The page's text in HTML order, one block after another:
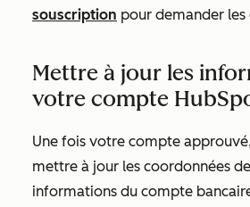
souscription pour demander
Mettre à jour les
votre compte
Une fois votre compte
mettre à jour les coordonnées
informations du compte